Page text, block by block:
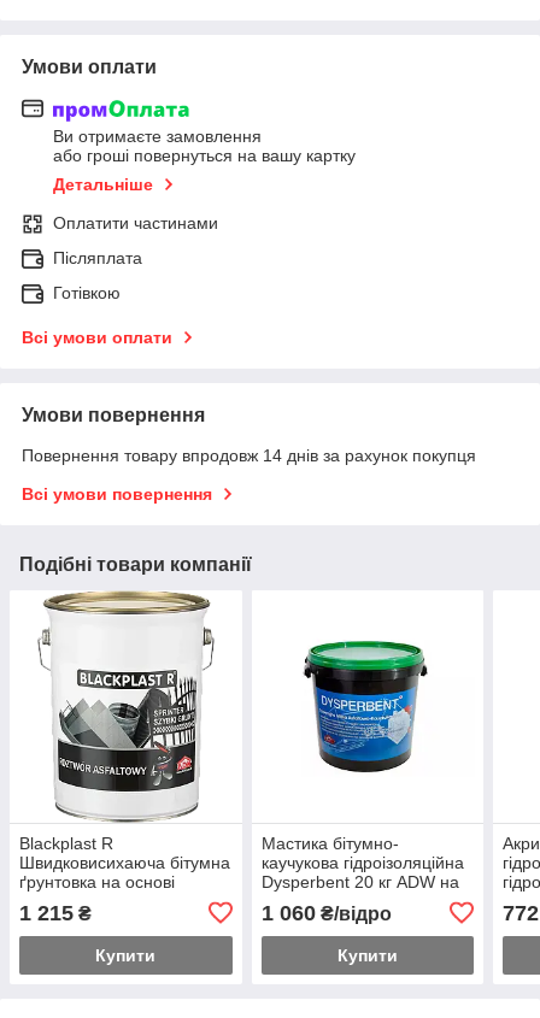
Умови оплати
Ви отримаєте замовлення
або гроші повернуться на вашу картку
Детальніше
Оплатити частинами
Післяплата
Готівкою
Всі умови оплати
Умови повернення
Повернення товару впродовж 14 днів за рахунок покупця
Всі умови повернення
Подібні товари компанії
Blackplast R
Швидковисихаюча бітумна
ґрунтовка на основі
органічного розчинника 5
л.
1 215 ₴
Купити
Мастика бітумно-
каучукова гідроізоляційна
Dysperbent 20 кг ADW на
герметизації
1 060₴/відро
Купити
772